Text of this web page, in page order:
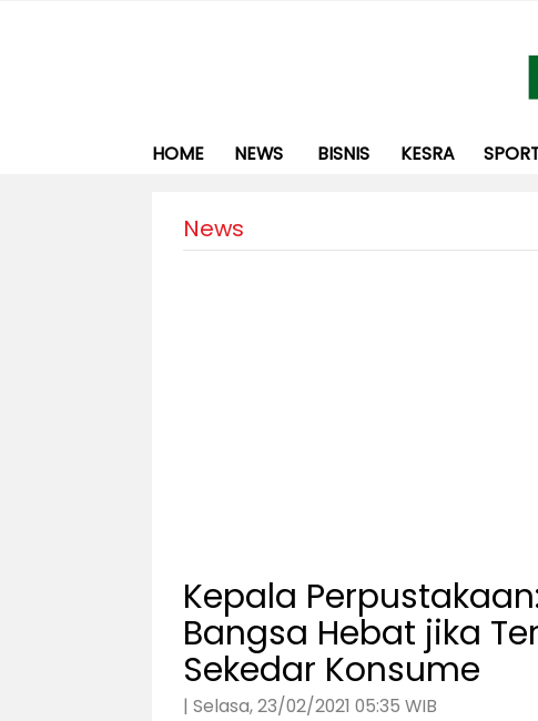
HOME NEWS BISNIS KESRA
News
Kepala
Bangsa Hebat jika
Sekedar Konsume
| Selasa, 23/02/2021 05:35 WIB